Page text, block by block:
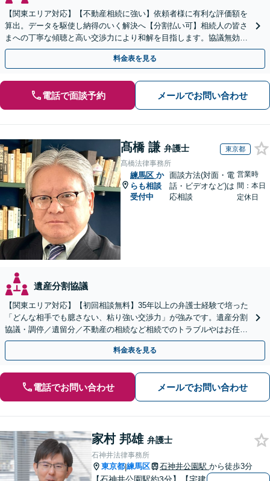
【関東エリア対応】【不動産相続に強い】依頼者様に有利な評価額を
算出。データを駆使し納得のいく解決へ【分割払い可】相続人の皆さ
まへの丁寧な傾聴と高い交渉力により和解を目指します。協議無効確
認／遺言無効確認など、複雑な訴訟も実績豊富【夜間対応】
料金表を見る
電話で面談予約 メールでお問い合わせ
髙橋 謙 弁護士 東京都
髙橋法律事務所
練馬区 か
らも相談
受付中
面談方法(対面・電
話・ビデオなど)は
応相談
営業時
間：本日
定休日
遺産分割協議
【関東エリア対応】【初回相談無料】35年以上の弁護士経験で培った
「どんな相手でも臆さない、粘り強い交渉力」が強みです。遺産分割
協議・調停／遺留分／不動産の相続など相続でのトラブルやはお任せ
ください。遺言書や生前贈与など生前対策にも注力
料金表を見る
電話でお問い合わせ メールでお問い合わせ
家村 邦雄 弁護士
石神井法律事務所
東京都|練馬区 石神井公園駅 から徒歩3分